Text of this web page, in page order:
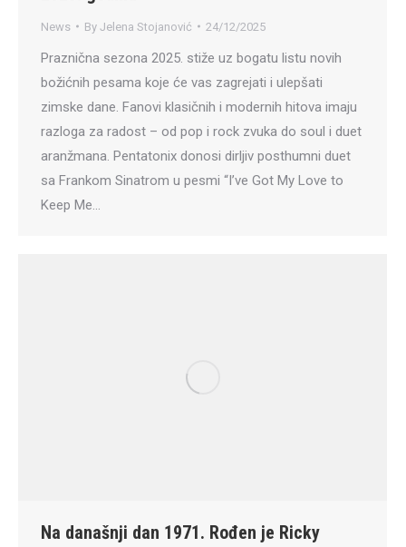
News By Jelena Stojanović 24/12/2025
Praznična sezona 2025. stiže uz bogatu listu novih
božićnih pesama koje će vas zagrejati i ulepšati
zimske dane. Fanovi klasičnih i modernih hitova imaju
razloga za radost – od pop i rock zvuka do soul i duet
aranžmana. Pentatonix donosi dirljiv posthumni duet
sa Frankom Sinatrom u pesmi “I’ve Got My Love to
Keep Me…
Na današnji dan 1971. Rođen je Ricky